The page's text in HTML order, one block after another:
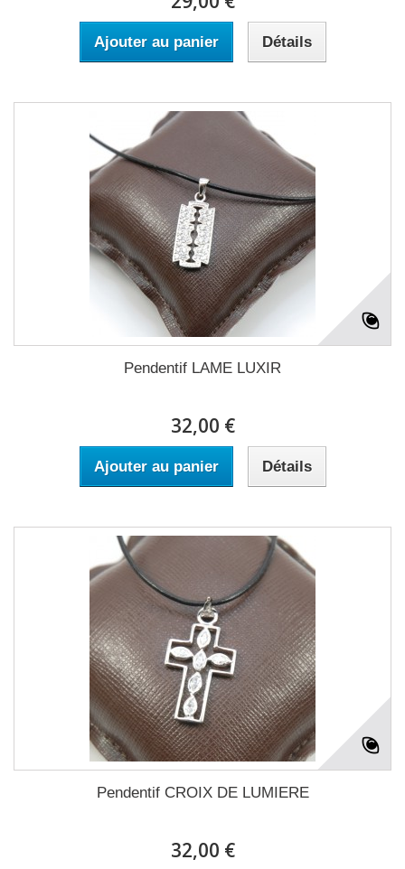
Ajouter au panier Détails
Pendentif LAME LUXIR
32,00 €
Ajouter au panier Détails
Pendentif CROIX DE LUMIERE
32,00 €